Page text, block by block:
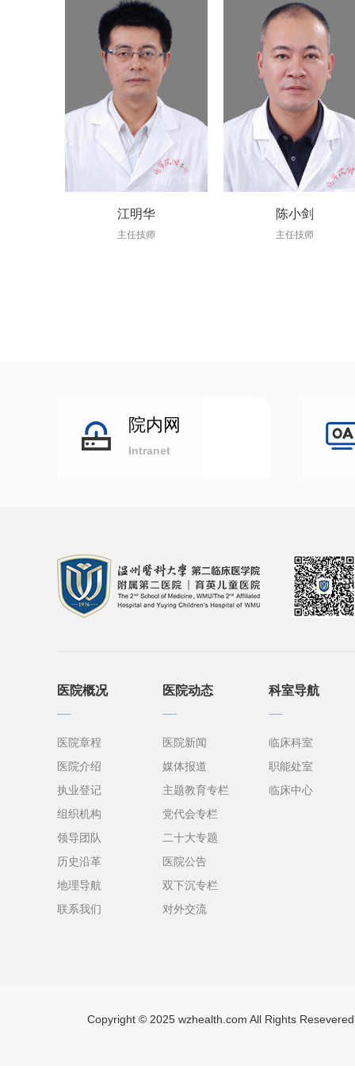
江明华
主任技师
陈小剑
主任技师
院内网
Intranet
医院概况
医院章程
医院介绍
执业登记
组织机构
领导团队
历史沿革
地理导航
联系我们
医院动态
医院新闻
媒体报道
主题教育专栏
党代会专栏
二十大专题
医院公告
双下沉专栏
对外交流
科室导航
临床科室
职能处室
临床中心
Copyright © 2025 wzhealth.com All Rights